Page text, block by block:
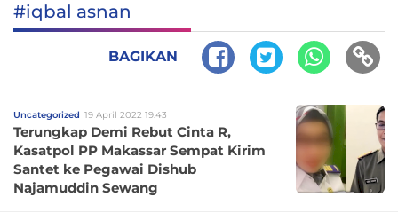
#iqbal asnan
BAGIKAN
Uncategorized 19 April 2022 19:43
Terungkap Demi Rebut Cinta R,
Kasatpol PP Makassar Sempat Kirim
Santet ke Pegawai Dishub
Najamuddin Sewang